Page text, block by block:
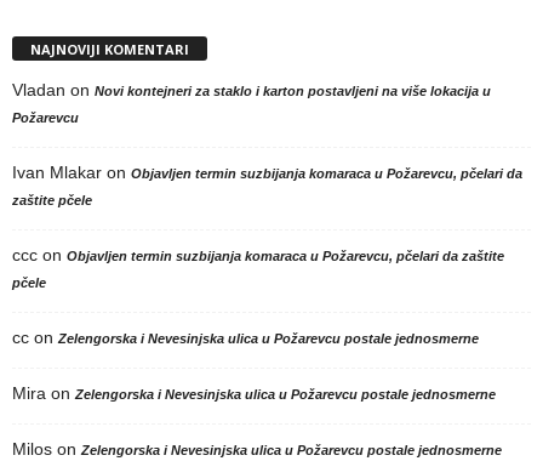
NAJNOVIJI KOMENTARI
Vladan on Novi kontejneri za staklo i karton postavljeni na više lokacija u
Požarevcu
Ivan Mlakar on Objavljen termin suzbijanja komaraca u Požarevcu, pčelari da
zaštite pčele
ccc on Objavljen termin suzbijanja komaraca u Požarevcu, pčelari da zaštite
pčele
cc on Zelengorska i Nevesinjska ulica u Požarevcu postale jednosmerne
Mira on Zelengorska i Nevesinjska ulica u Požarevcu postale jednosmerne
Milos on Zelengorska i Nevesinjska ulica u Požarevcu postale jednosmerne